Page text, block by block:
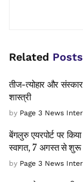
Related Posts
तीज-त्योहार और
शास्त्री
by Page 3 News
बेंगलुरु एयरपोर्ट पर
स्वागत, 7 अगस्त से शुरू
by Page 3 News